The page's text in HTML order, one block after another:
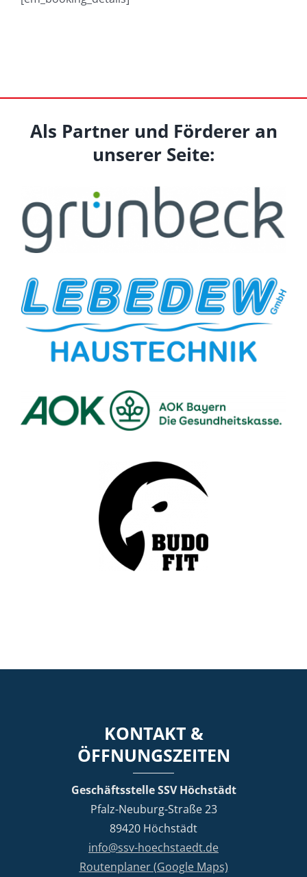
Als Partner und Förderer an
unserer Seite:
KONTAKT &
ÖFFNUNGSZEITEN
Geschäftsstelle SSV Höchstädt
Pfalz-Neuburg-Straße 23
89420 Höchstädt
info@ssv-hoechstaedt.de
Routenplaner (Google Maps)